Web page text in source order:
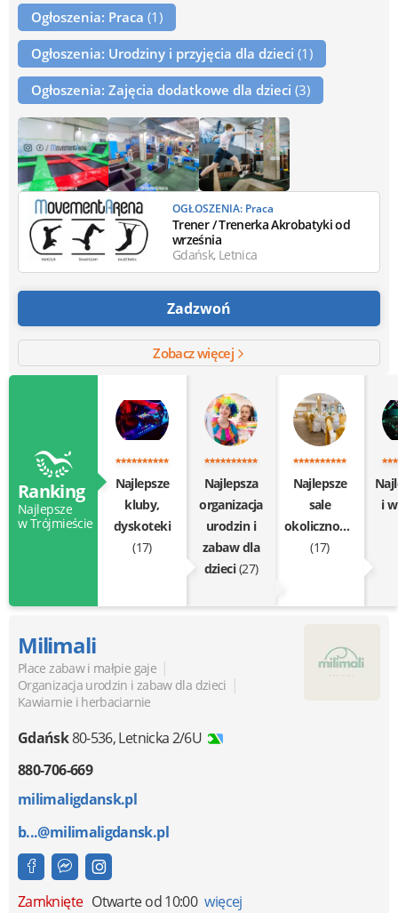
Ogłoszenia: Praca (1)
Ogłoszenia: Urodziny i przyjęcia dla dzieci (1)
Ogłoszenia: Zajęcia dodatkowe dla dzieci (3)
OGŁOSZENIA: Praca
Trener / Trenerka Akrobatyki od
września
Gdańsk, Letnica
Zadzwoń
Zobacz więcej
Ranking
Najlepsze
w Trójmieście
Najlepsze
kluby,
dyskoteki
(17)
Najlepsza
organizacja
urodzin i
zabaw dla
dzieci(27)
Najlepsze
sale
okolicznościowe
(17)
i
Milimali
Place zabaw i małpie gaje |
Organizacja urodzin i zabaw dla dzieci |
Kawiarnie i herbaciarnie
Gdańsk80-536,Letnicka 2/6U
880-706-669
milimaligdansk.pl
b...@milimaligdansk.pl
Zamknięte Otwarte od 10:00 więcej